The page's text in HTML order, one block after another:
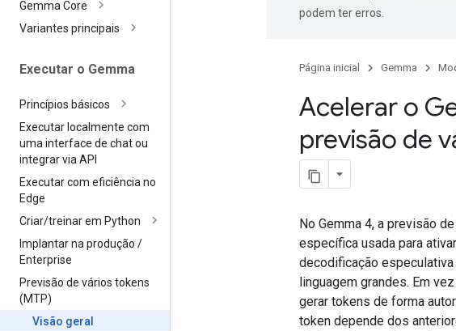
Gemma Core
Variantes principais
Executar o Gemma
Princípios básicos
Executar localmente com
uma interface de chat ou
integrar via API
Executar com eficiência no
Edge
Criar/treinar em Python
Implantar na produção /
Enterprise
Previsão de vários tokens
(MTP)
Visão geral
podem ter erros.
Página inicial Gemma
Acelerar o
previsão de
No Gemma 4, a previsão
específica usada para
decodificação
linguagem grandes. Em
gerar tokens de forma
token depende dos